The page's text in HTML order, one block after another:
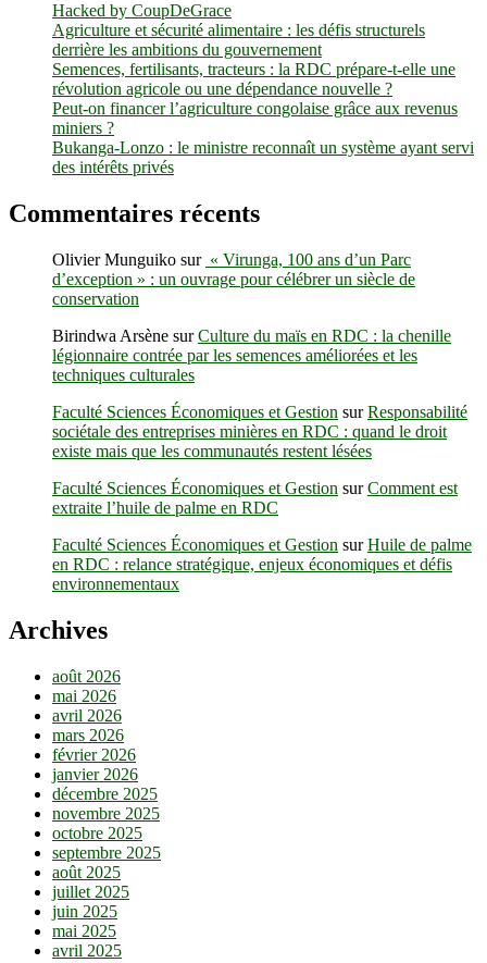
et
cacao
vues
de
la
RDC
Hacked by CoupDeGrace
Agriculture et sécurité alimentaire : les défis structurels
derrière les ambitions du gouvernement
Semences, fertilisants, tracteurs : la RDC prépare-t-elle une
révolution agricole ou une dépendance nouvelle ?
Peut-on financer l’agriculture congolaise grâce aux revenus
miniers ?
Bukanga-Lonzo : le ministre reconnaît un système ayant servi
des intérêts privés
Commentaires récents
Olivier Munguiko sur « Virunga, 100 ans d’un Parc
d’exception » : un ouvrage pour célébrer un siècle de
conservation
Birindwa Arsène surCulture du maïs en RDC : la chenille
légionnaire contrée par les semences améliorées et les
techniques culturales
Faculté Sciences Économiques et Gestion surResponsabilité
sociétale des entreprises minières en RDC : quand le droit
existe mais que les communautés restent lésées
Faculté Sciences Économiques et Gestion surComment est
extraite l’huile de palme en RDC
Faculté Sciences Économiques et Gestion surHuile de palme
en RDC : relance stratégique, enjeux économiques et défis
environnementaux
Archives
août 2026
mai 2026
avril 2026
mars 2026
février 2026
janvier 2026
décembre 2025
novembre 2025
octobre 2025
septembre 2025
août 2025
juillet 2025
juin 2025
mai 2025
avril 2025